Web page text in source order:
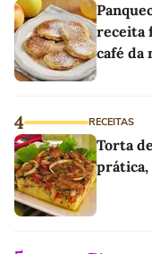
receita
café da
4 RECEITAS
Torta
prática,